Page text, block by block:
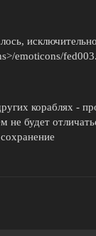
emoticons/
кораблях -
не будет